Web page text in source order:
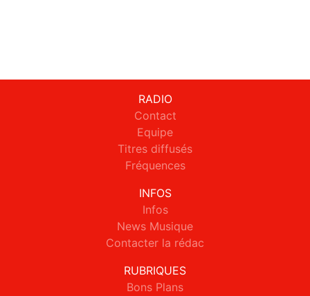
RADIO
Contact
Equipe
Titres diffusés
Fréquences
INFOS
Infos
News Musique
Contacter la rédac
RUBRIQUES
Bons Plans